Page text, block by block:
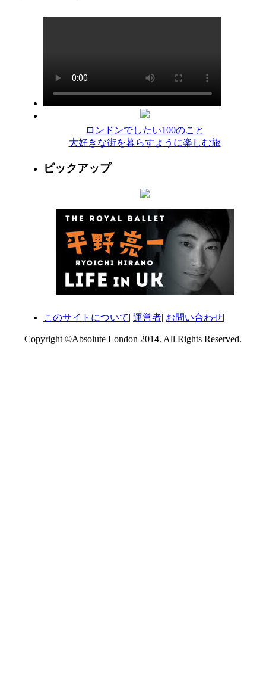
ロンドンでしたい100のこと
大好きな街を暮らすように楽しむ旅
ピックアップ
このサイトについて| 運営者| お問い合わせ|
Copyright ©Absolute London 2014. All Rights Reserved.